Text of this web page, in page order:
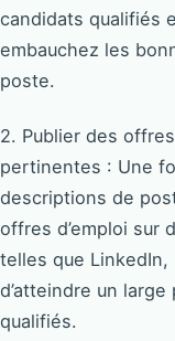
candidats qualifiés
embauchez les
poste.
2. Publier des
pertinentes : Une
descriptions de
offres d’emploi sur
telles que
d’atteindre un
qualifiés.